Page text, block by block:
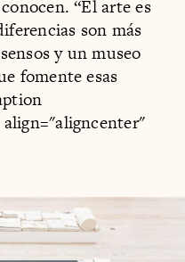
“El arte es
son más
y un museo
fomente esas